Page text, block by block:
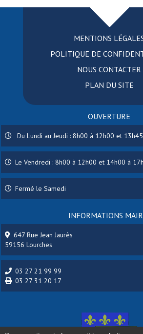
MENTIONS
POLITIQUE DE
NOUS CONTACTER
PLAN DU SITE
OUVERTURE
Du Lundi au Jeudi : 8h00 à 12h00 et
Le Vendredi : 8h00 à 12h00 et 14h00 à
Fermé le Samedi
INFORMATIONS
647 Rue Jean Jaurès
59156 Lourches
03 27 21 99 99
03 27 31 20 17